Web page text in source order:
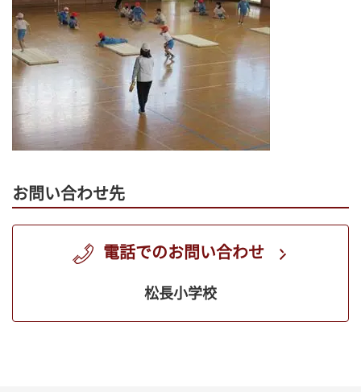
お問い合わせ先
電話でのお問い合わせ
松長小学校